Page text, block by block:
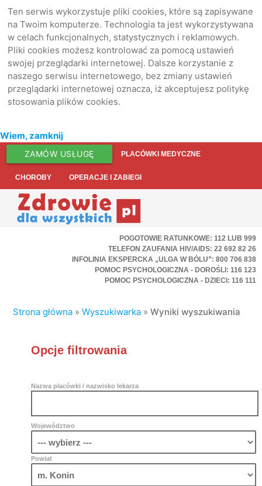
Ten serwis wykorzystuje pliki cookies, które są zapisywane
na Twoim komputerze. Technologia ta jest wykorzystywana
w celach funkcjonalnych, statystycznych i reklamowych.
Pliki cookies możesz kontrolować za pomocą ustawień
swojej przeglądarki internetowej. Dalsze korzystanie z
naszego serwisu internetowego, bez zmiany ustawień
przeglądarki internetowej oznacza, iż akceptujesz politykę
stosowania plików cookies.
Wiem, zamknij
ZAMÓW USŁUGĘ PLACÓWKI MEDYCZNE
CHOROBY OPERACJE I ZABIEGI
POGOTOWIE RATUNKOWE: 112 LUB 999
TELEFON ZAUFANIA HIV/AIDS: 22 692 82 26
INFOLINIA EKSPERCKA „ULGA W BÓLU”: 800 706 838
POMOC PSYCHOLOGICZNA - DOROŚLI: 116 123
POMOC PSYCHOLOGICZNA - DZIECI: 116 111
Strona główna »Wyszukiwarka »Wyniki wyszukiwania
Opcje filtrowania
Nazwa placówki / nazwisko lekarza
Województwo
Powiat